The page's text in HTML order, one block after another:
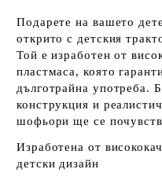
Подарете на вашето
открито с детския
Той е изработен от
пластмаса, която
дълготрайна употреба.
конструкция и
шофьори ще се
Изработена от
детски дизайн